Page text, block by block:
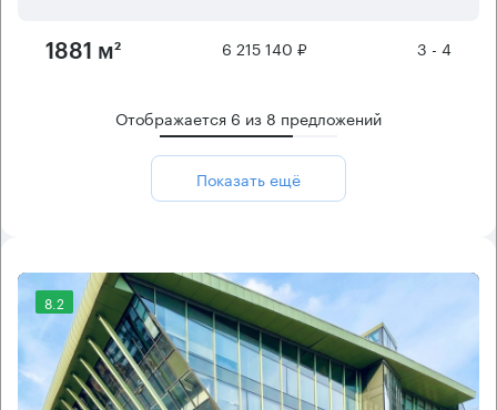
1881 м² 6 215 140 ₽ 3 - 4
Отображается 6 из 8 предложений
Показать ещё
8.2